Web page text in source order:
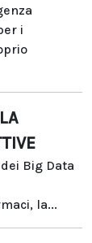
i
Big Data
la...